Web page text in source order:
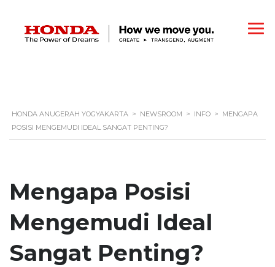
HONDA ANUGERAH YOGYAKARTA > NEWSROOM > INFO > MENGAPA
POSISI MENGEMUDI IDEAL SANGAT PENTING?
Mengapa Posisi
Mengemudi Ideal
Sangat Penting?